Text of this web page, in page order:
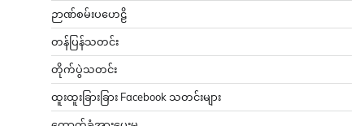
ပညာပေး
ပေါ်ပြူလာသတင်းများ
ပျော်ပွဲရွှင်ပွဲ
ပြည်သူ့အကျိုးပြု
ဖျော်ဖြေရေး